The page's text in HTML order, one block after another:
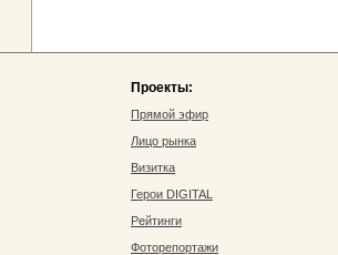
Проекты:
Прямой эфир
Лицо рынка
Визитка
Герои DIGITAL
Рейтинги
Фоторепортажи